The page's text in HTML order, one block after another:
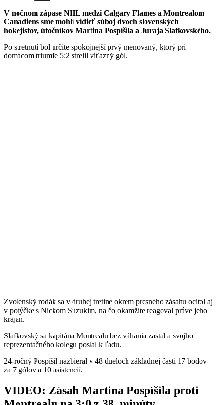
V nočnom zápase NHL medzi Calgary Flames a Montrealom
Canadiens sme mohli vidieť súboj dvoch slovenských
hokejistov, útočníkov Martina Pospíšila a Juraja Slafkovského.
Po stretnutí bol určite spokojnejší prvý menovaný, ktorý pri
domácom triumfe 5:2 strelil víťazný gól.
Zvolenský rodák sa v druhej tretine okrem presného zásahu ocitol aj
v potýčke s Nickom Suzukim, na čo okamžite reagoval práve jeho
krajan.
Slafkovský sa kapitána Montrealu bez váhania zastal a svojho
reprezentačného kolegu poslal k ľadu.
24-ročný Pospíšil nazbieral v 48 dueloch základnej časti 17 bodov
za 7 gólov a 10 asistencií.
VIDEO: Zásah Martina Pospíšila proti